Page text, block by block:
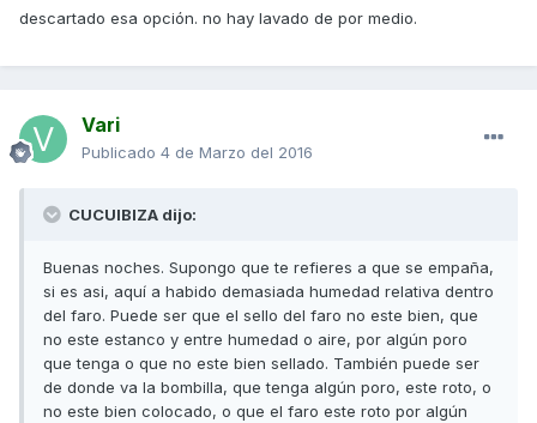
descartado esa opción. no hay lavado de por medio.
Vari
Publicado 4 de Marzo del 2016
CUCUIBIZA dijo:
Buenas noches. Supongo que te refieres a que se empaña,
si es asi, aquí a habido demasiada humedad relativa dentro
del faro. Puede ser que el sello del faro no este bien, que
no este estanco y entre humedad o aire, por algún poro
que tenga o que no este bien sellado. También puede ser
de donde va la bombilla, que tenga algún poro, este roto, o
no este bien colocado, o que el faro este roto por algún